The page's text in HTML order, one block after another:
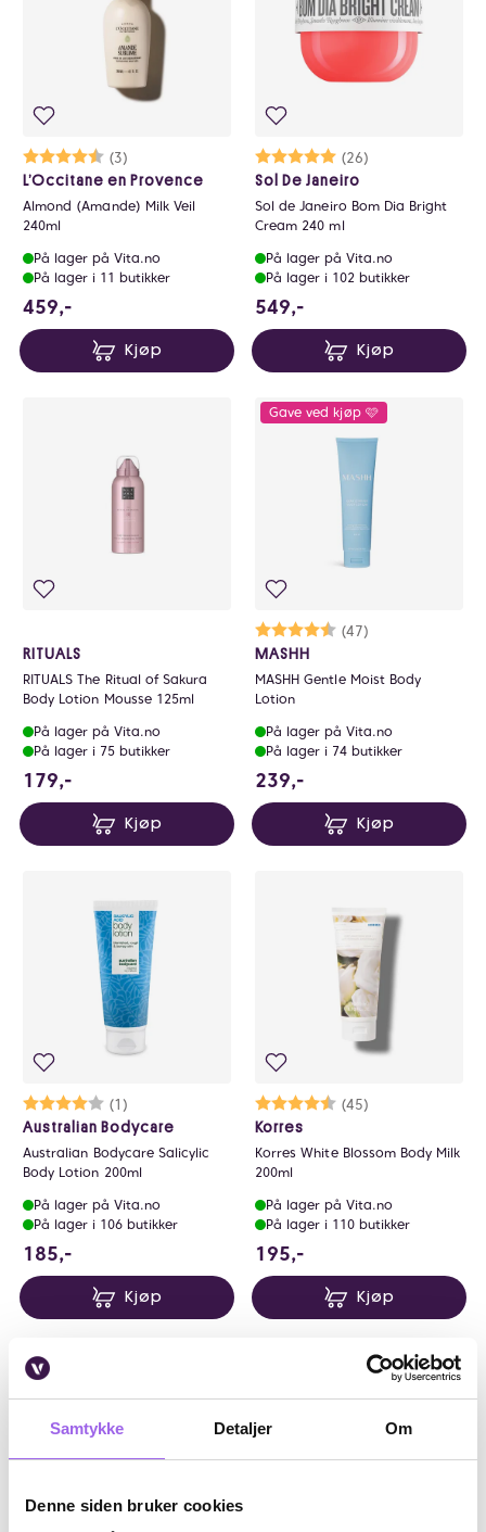
Samtykke Detaljer Om
Denne siden bruker cookies
Karakter:
(3)
4.7 av 5 mulige
L’Occitane en Provence
Almond (Amande) Milk Veil
240ml
På lager på Vita.no
På lager i 11 butikker
459,-
Kjøp
Karakter:
(26)
5.0 av 5 mulige
Sol De Janeiro
Sol de Janeiro Bom Dia Bright
Cream 240 ml
På lager på Vita.no
På lager i 102 butikker
549,-
Kjøp
RITUALS
RITUALS The Ritual of Sakura
Body Lotion Mousse 125ml
På lager på Vita.no
På lager i 75 butikker
179,-
Kjøp
Gave ved kjøp 🩷
Karakter:
(47)
4.5 av 5 mulige
MASHH
MASHH Gentle Moist Body
Lotion
På lager på Vita.no
På lager i 74 butikker
239,-
Kjøp
Karakter:
(1)
4.0 av 5 mulige
Australian Bodycare
Australian Bodycare Salicylic
Body Lotion 200ml
På lager på Vita.no
På lager i 106 butikker
185,-
Kjøp
Karakter:
(45)
4.8 av 5 mulige
Korres
Korres White Blossom Body Milk
200ml
På lager på Vita.no
På lager i 110 butikker
195,-
Kjøp
Kun på nett